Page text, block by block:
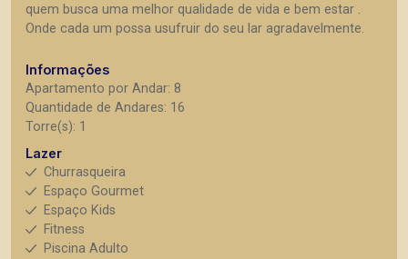
quem busca uma melhor qualidade de vida e bem estar .
Onde cada um possa usufruir do seu lar agradavelmente.
Informações
Apartamento por Andar: 8
Quantidade de Andares: 16
Torre(s): 1
Lazer
Churrasqueira
Espaço Gourmet
Espaço Kids
Fitness
Piscina Adulto